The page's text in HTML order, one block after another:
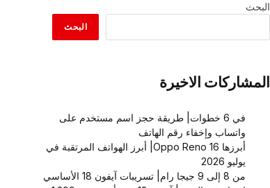
البحث
البحث
المشاركات الاخيرة
في 6 خطوات| طريقة حجز اسم مستخدم على
واتساب وإخفاء رقم الهاتف
أبرزها Oppo Reno 16| أبرز الهواتف المرتقبة في
يوليو 2026
من 8 إلى 9 جيجا رام| تسريبات آيفون 18 الأساسي